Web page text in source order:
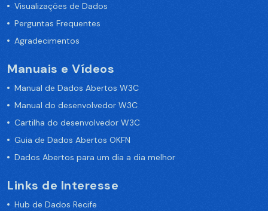
Visualizações de Dados
Perguntas Frequentes
Agradecimentos
Manuais e Vídeos
Manual de Dados Abertos W3C
Manual do desenvolvedor W3C
Cartilha do desenvolvedor W3C
Guia de Dados Abertos OKFN
Dados Abertos para um dia a dia melhor
Links de Interesse
Hub de Dados Recife